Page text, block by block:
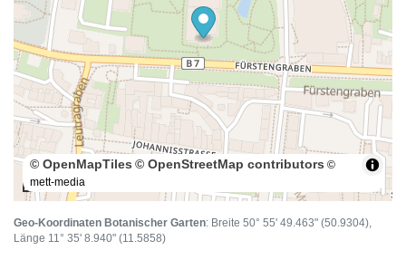
100 m
© OpenMapTiles © OpenStreetMap contributors ©
mett-media
Geo-Koordinaten Botanischer Garten: Breite 50° 55' 49.463" (50.9304),
Länge 11° 35' 8.940" (11.5858)